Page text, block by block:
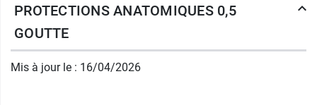
Cetteprotection anatomique Lady Pad Molicare
Premium
couches qui capte les liquides et les retient loin
de la peau pour unesensation de garde au sec
quasi immédiate grâce à son
PROTECTIONS ANATOMIQUES 0,5
GOUTTE
Mis à jour le : 16/04/2026